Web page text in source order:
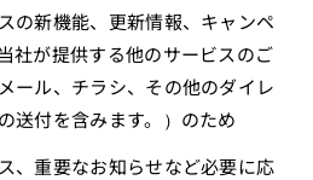
の新機能、更新情報、キャンペ
社が提供する他のサービスのご
ール、チラシ、その他のダイレ
送付を含みます。）のため
、重要なお知らせなど必要に応